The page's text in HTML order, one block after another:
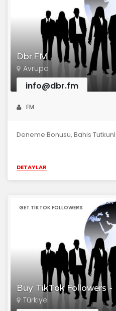
Dbr.FM
Avrupa
info@dbr.fm
FM
Deneme Bonusu, Bahis
DETAYLAR
Buy TikTok Followers
GET TIKTOK FOLLOWERS
Türkiye